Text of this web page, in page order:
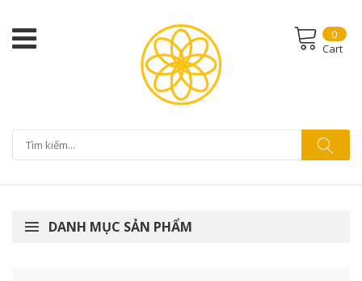
0
Cart
DANH MỤC SẢN PHẨM